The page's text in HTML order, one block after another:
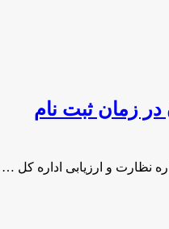
زمان ثبت نام
نظارت و ارزیابی اداره کل …